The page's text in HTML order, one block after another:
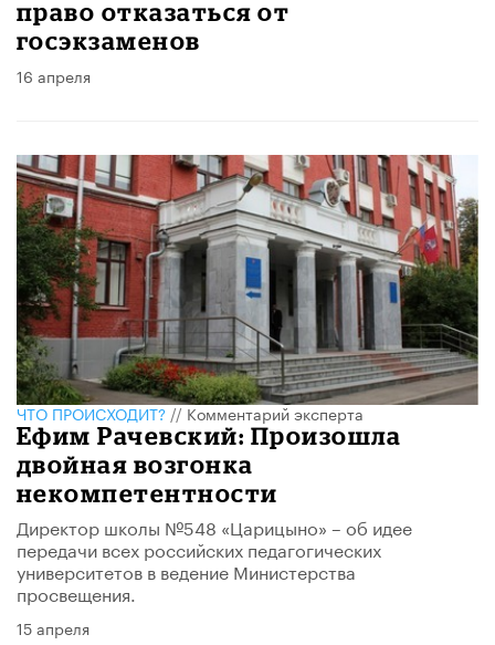
право отказаться от
госэкзаменов
16 апреля
ЧТО ПРОИСХОДИТ?//Комментарий эксперта
Ефим Рачевский: Произошла
двойная возгонка
некомпетентности
Директор школы №548 «Царицыно» – об идее
передачи всех российских педагогических
университетов в ведение Министерства
просвещения.
15 апреля